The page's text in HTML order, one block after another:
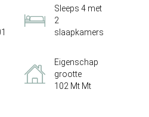
Sleeps 4 met
2
slaapkamers
Eigenschap
grootte
102 Mt Mt